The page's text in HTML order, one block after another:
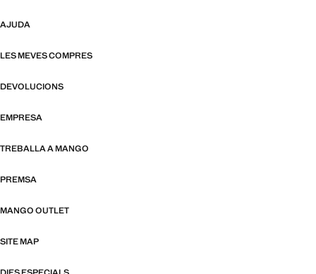
AJUDA
LES MEVES COMPRES
DEVOLUCIONS
EMPRESA
TREBALLA A MANGO
PREMSA
MANGO OUTLET
SITE MAP